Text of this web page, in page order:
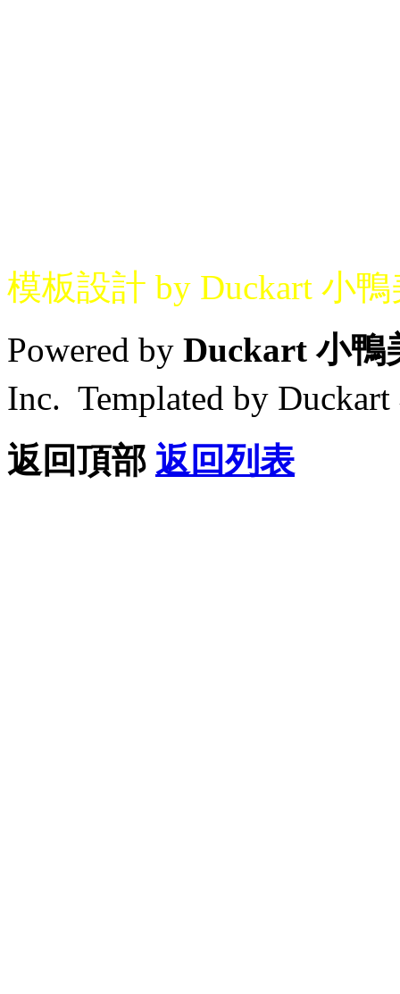
模板設計 by Duckart 小
Powered by Duckart 小鴨
Inc. Templated by
返回頂部 返回列表